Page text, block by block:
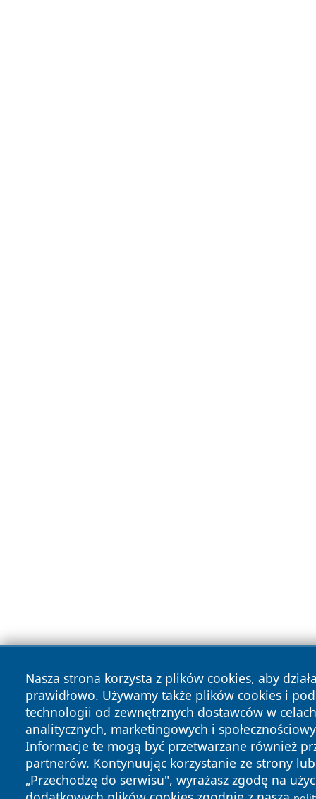
Nasza strona korzysta z plików cookies, aby
prawidłowo. Używamy także plików cookies i
technologii od zewnętrznych dostawców w celach
analitycznych, marketingowych i
Informacje te mogą być przetwarzane również
partnerów. Kontynuując korzystanie ze strony
„Przechodzę do serwisu", wyrażasz zgodę na